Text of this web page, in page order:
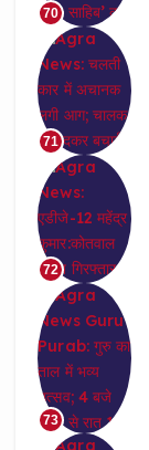
70
71
72
73